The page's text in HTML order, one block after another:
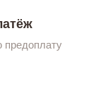
предоплату